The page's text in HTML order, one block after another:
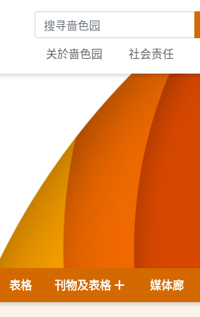
搜寻关键字
关於啬色园
社会责任
表格 刊物及表格 媒体廊